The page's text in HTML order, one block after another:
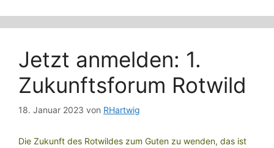
Jetzt anmelden: 1.
Zukunftsforum Rotwild
18. Januar 2023 von RHartwig
Die Zukunft des Rotwildes zum Guten zu wenden, das ist